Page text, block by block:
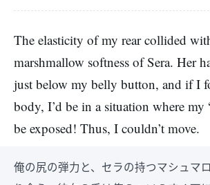
The elasticity of my rear collided
marshmallow softness of Sera. Her
just below my belly button, and if I
body, I’d be in a situation where my
be exposed! Thus, I couldn’t move.
俺の尻の弾力と、セラの持つマシュマ